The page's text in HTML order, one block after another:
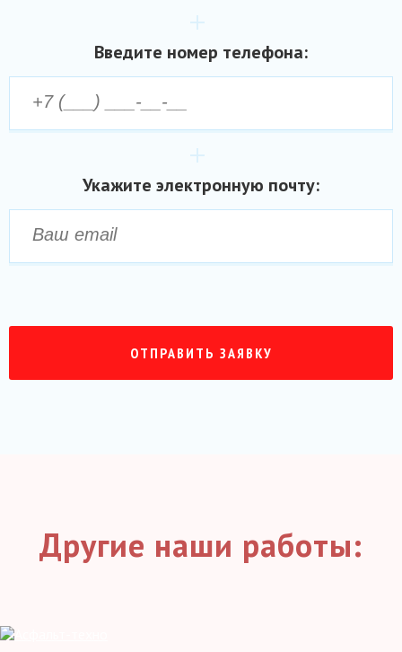
Введите номер телефона:
Укажите электронную почту:
Другие наши работы: